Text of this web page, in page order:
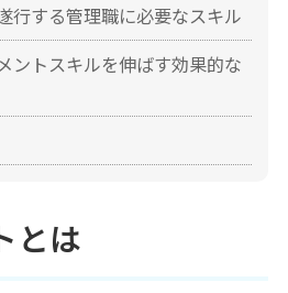
行する管理職に必要なスキル
ントスキルを伸ばす効果的な
とは